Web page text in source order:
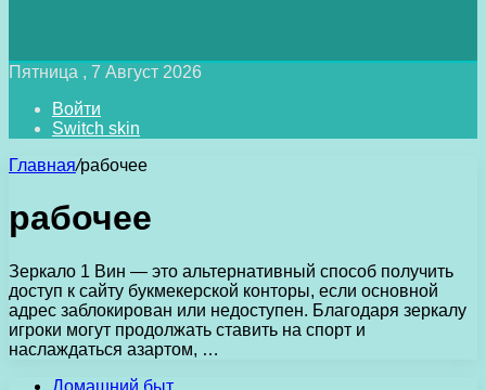
Пятница , 7 Август 2026
Войти
Switch skin
Главная/рабочее
рабочее
Зеркало 1 Вин — это альтернативный способ получить
доступ к сайту букмекерской конторы, если основной
адрес заблокирован или недоступен. Благодаря зеркалу
игроки могут продолжать ставить на спорт и
наслаждаться азартом, …
Домашний быт